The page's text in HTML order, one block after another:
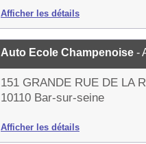
Afficher les détails
Auto Ecole Champenoise -
151 GRANDE RUE DE LA
10110 Bar-sur-seine
Afficher les détails